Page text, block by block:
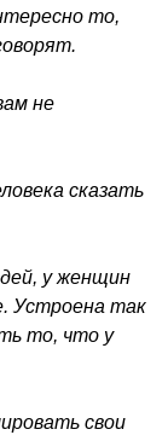
то,
не
сказать
у женщин
Устроена так
то, что у
свои